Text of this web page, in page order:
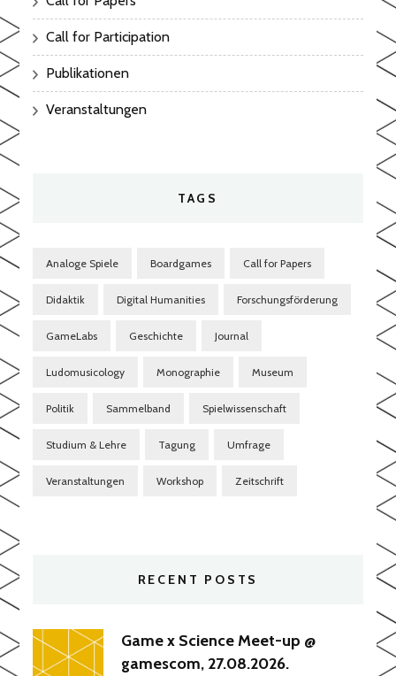
Call for Participation
Publikationen
Veranstaltungen
TAGS
Analoge Spiele Boardgames Call for Papers
Didaktik Digital Humanities Forschungsförderung
GameLabs Geschichte Journal
Ludomusicology Monographie Museum
Politik Sammelband Spielwissenschaft
Studium & Lehre Tagung Umfrage
Veranstaltungen Workshop Zeitschrift
RECENT POSTS
Game x Science Meet-up @
gamescom, 27.08.2026.